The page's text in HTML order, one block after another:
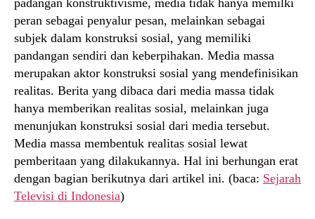
padangan konstruktivisme, media tidak hanya memilki
peran sebagai penyalur pesan, melainkan sebagai
subjek dalam konstruksi sosial, yang memiliki
pandangan sendiri dan keberpihakan. Media massa
merupakan aktor konstruksi sosial yang mendefinisikan
realitas. Berita yang dibaca dari media massa tidak
hanya memberikan realitas sosial, melainkan juga
menunjukan konstruksi sosial dari media tersebut.
Media massa membentuk realitas sosial lewat
pemberitaan yang dilakukannya. Hal ini berhungan erat
dengan bagian berikutnya dari artikel ini. (baca: Sejarah
Televisi di Indonesia)